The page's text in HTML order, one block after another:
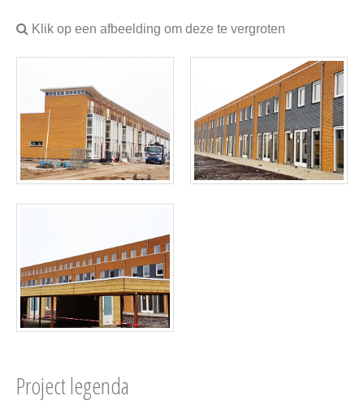
Klik op een afbeelding om deze te vergroten
Project legenda